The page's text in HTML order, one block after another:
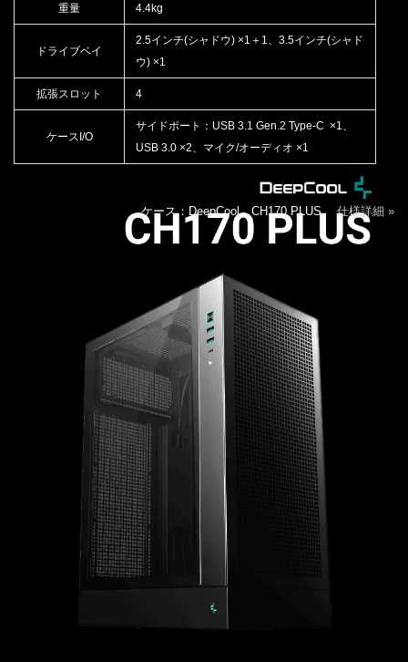
重量 4.4kg
ドライブベイ
2.5インチ(シャドウ) ×1＋1、3.5インチ(シャド
ウ) ×1
拡張スロット 4
ケースI/O
サイドポート：USB 3.1 Gen.2 Type-C ×1、
USB 3.0 ×2、マイク/オーディオ ×1
ケース：DeepCool CH170 PLUS仕様詳細 »